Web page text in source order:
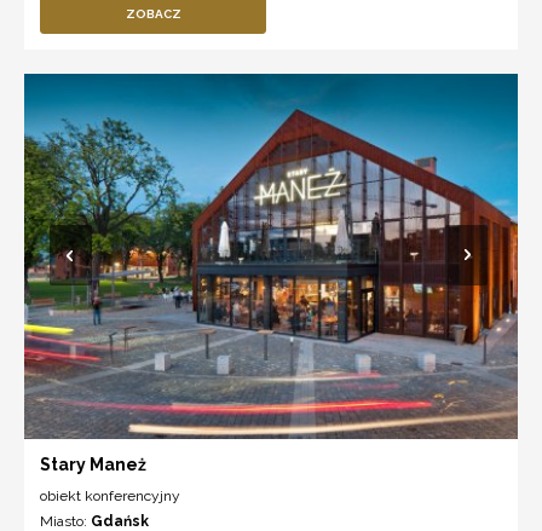
ZOBACZ
Stary Maneż
obiekt konferencyjny
Miasto: Gdańsk